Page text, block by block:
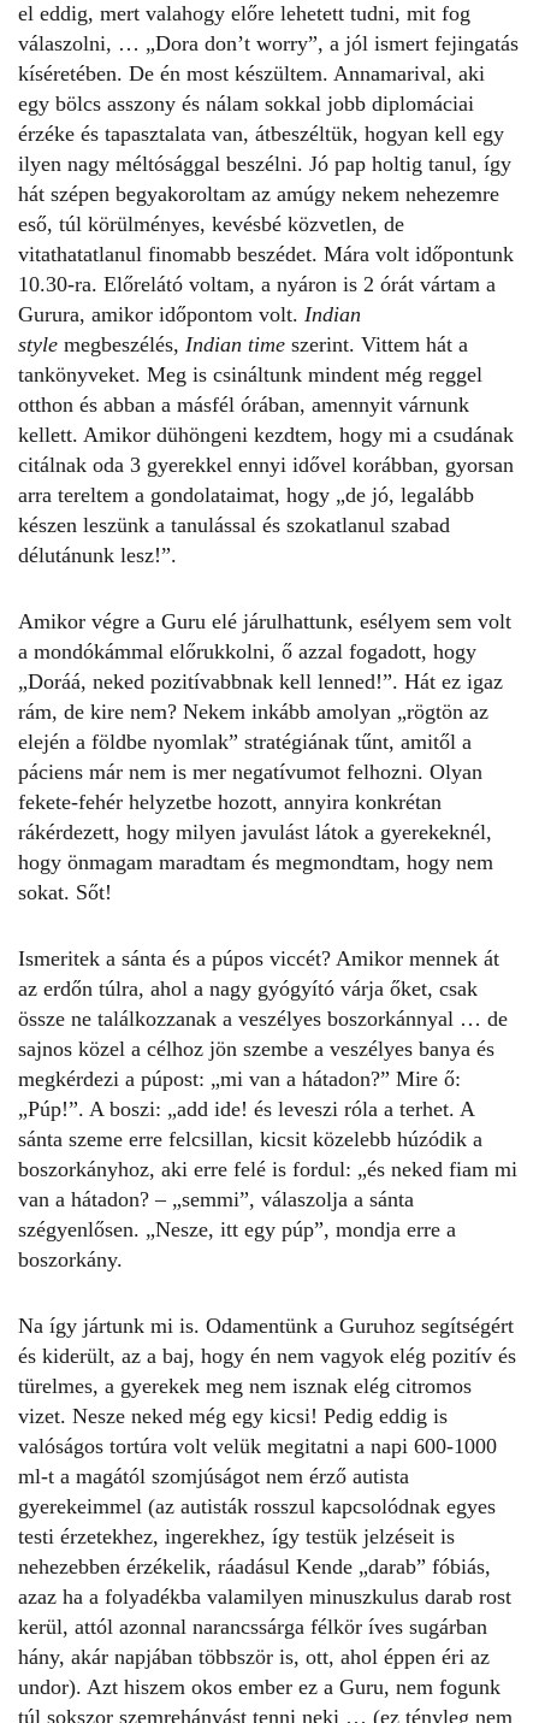
el eddig, mert valahogy előre lehetett tudni, mit fog
válaszolni, … „Dora don’t worry”, a jól ismert fejingatás
kíséretében. De én most készültem. Annamarival, aki
egy bölcs asszony és nálam sokkal jobb diplomáciai
érzéke és tapasztalata van, átbeszéltük, hogyan kell egy
ilyen nagy méltósággal beszélni. Jó pap holtig tanul, így
hát szépen begyakoroltam az amúgy nekem nehezemre
eső, túl körülményes, kevésbé közvetlen, de
vitathatatlanul finomabb beszédet. Mára volt időpontunk
10.30-ra. Előrelátó voltam, a nyáron is 2 órát vártam a
Gurura, amikor időpontom volt. Indian
style megbeszélés, Indian time szerint. Vittem hát a
tankönyveket. Meg is csináltunk mindent még reggel
otthon és abban a másfél órában, amennyit várnunk
kellett. Amikor dühöngeni kezdtem, hogy mi a csudának
citálnak oda 3 gyerekkel ennyi idővel korábban, gyorsan
arra tereltem a gondolataimat, hogy „de jó, legalább
készen leszünk a tanulással és szokatlanul szabad
délutánunk lesz!”.
Amikor végre a Guru elé járulhattunk, esélyem sem volt
a mondókámmal előrukkolni, ő azzal fogadott, hogy
„Doráá, neked pozitívabbnak kell lenned!”. Hát ez igaz
rám, de kire nem? Nekem inkább amolyan „rögtön az
elején a földbe nyomlak” stratégiának tűnt, amitől a
páciens már nem is mer negatívumot felhozni. Olyan
fekete-fehér helyzetbe hozott, annyira konkrétan
rákérdezett, hogy milyen javulást látok a gyerekeknél,
hogy önmagam maradtam és megmondtam, hogy nem
sokat. Sőt!
Ismeritek a sánta és a púpos viccét? Amikor mennek át
az erdőn túlra, ahol a nagy gyógyító várja őket, csak
össze ne találkozzanak a veszélyes boszorkánnyal … de
sajnos közel a célhoz jön szembe a veszélyes banya és
megkérdezi a púpost: „mi van a hátadon?” Mire ő:
„Púp!”. A boszi: „add ide! és leveszi róla a terhet. A
sánta szeme erre felcsillan, kicsit közelebb húzódik a
boszorkányhoz, aki erre felé is fordul: „és neked fiam mi
van a hátadon? – „semmi”, válaszolja a sánta
szégyenlősen. „Nesze, itt egy púp”, mondja erre a
boszorkány.
Na így jártunk mi is. Odamentünk a Guruhoz segítségért
és kiderült, az a baj, hogy én nem vagyok elég pozitív és
türelmes, a gyerekek meg nem isznak elég citromos
vizet. Nesze neked még egy kicsi! Pedig eddig is
valóságos tortúra volt velük megitatni a napi 600-1000
ml-t a magától szomjúságot nem érző autista
gyerekeimmel (az autisták rosszul kapcsolódnak egyes
testi érzetekhez, ingerekhez, így testük jelzéseit is
nehezebben érzékelik, ráadásul Kende „darab” fóbiás,
azaz ha a folyadékba valamilyen minuszkulus darab rost
kerül, attól azonnal narancssárga félkör íves sugárban
hány, akár napjában többször is, ott, ahol éppen éri az
undor). Azt hiszem okos ember ez a Guru, nem fogunk
túl sokszor szemrehányást tenni neki … (ez tényleg nem